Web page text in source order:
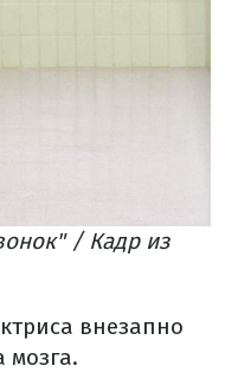
/ Кадр из
внезапно
мозга.